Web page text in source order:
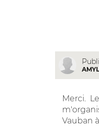
Merci.
Vauban